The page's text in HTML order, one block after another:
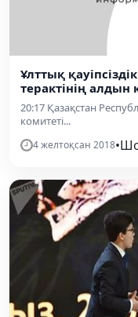
Ұлттық
терактінің алдын
20:17 Қазақстан
комитеті...
4 желтоқсан 2018•